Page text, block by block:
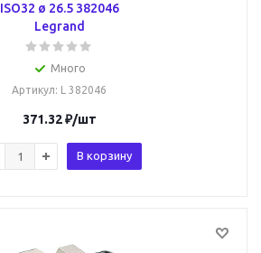
ISO32 ø 26.5 382046
Legrand
Много
Артикул: L 382046
371.32₽/шт
В корзину